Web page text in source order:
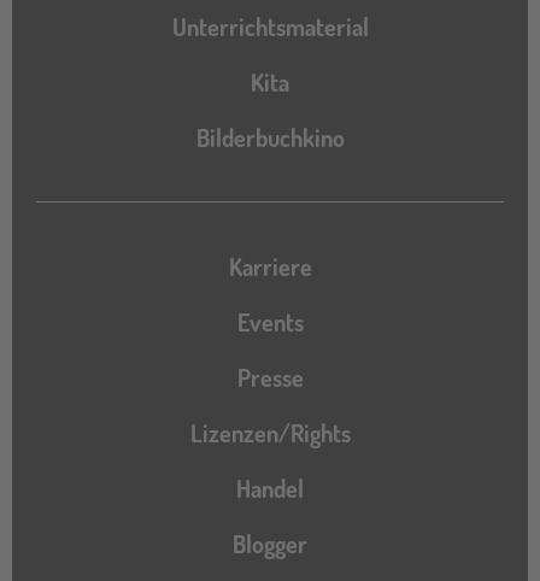
Unterrichtsmaterial
Kita
Bilderbuchkino
Karriere
Events
Presse
Lizenzen/Rights
Handel
Blogger